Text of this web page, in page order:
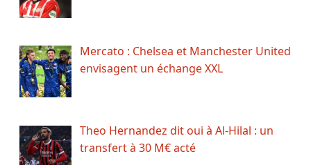
Mercato : Chelsea et Manchester United
envisagent un échange XXL
Theo Hernandez dit oui à Al-Hilal : un
transfert à 30 M€ acté